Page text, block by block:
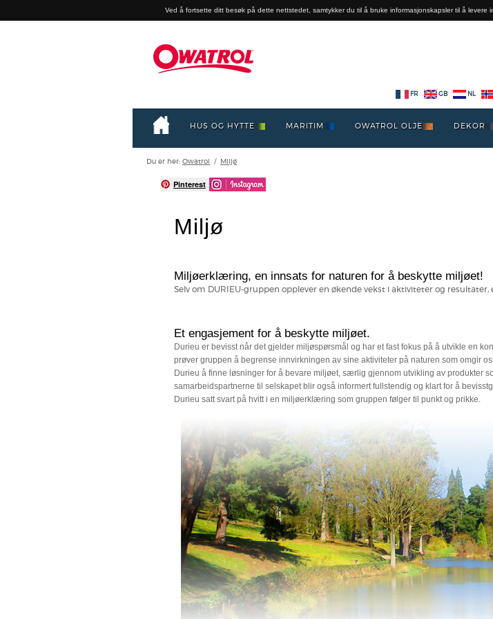
Ved å fortsette ditt besøk på dette nettstedet, samtykker du til å bruke informasjonskapsler til å levere
FR GB NL
HUS OG HYTTE MARITIM OWATROL OLJE DEKOR
Du er her: Owatrol / Miljø
Pinterest
Miljø
Miljøerklæring, en innsats for naturen for å beskytte miljøet!
Selv om DURIEU-gruppen opplever en økende vekst i aktiviteter og
Et engasjement for å beskytte miljøet.
Durieu er bevisst når det gjelder miljøspørsmål og har et fast fokus på å utvikle en
prøver gruppen å begrense innvirkningen av sine aktiviteter på naturen som omgir
Durieu å finne løsninger for å bevare miljøet, særlig gjennom utvikling av produkter
samarbeidspartnerne til selskapet blir også informert fullstendig og klart for å
Durieu satt svart på hvitt i en miljøerklæring som gruppen følger til punkt og prikke.